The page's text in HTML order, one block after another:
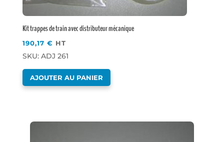
Kit trappes de train avec distributeur mécanique
190,17€ HT
SKU: ADJ 261
AJOUTER AU PANIER